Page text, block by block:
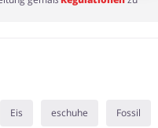
Eis eschuhe Fossil